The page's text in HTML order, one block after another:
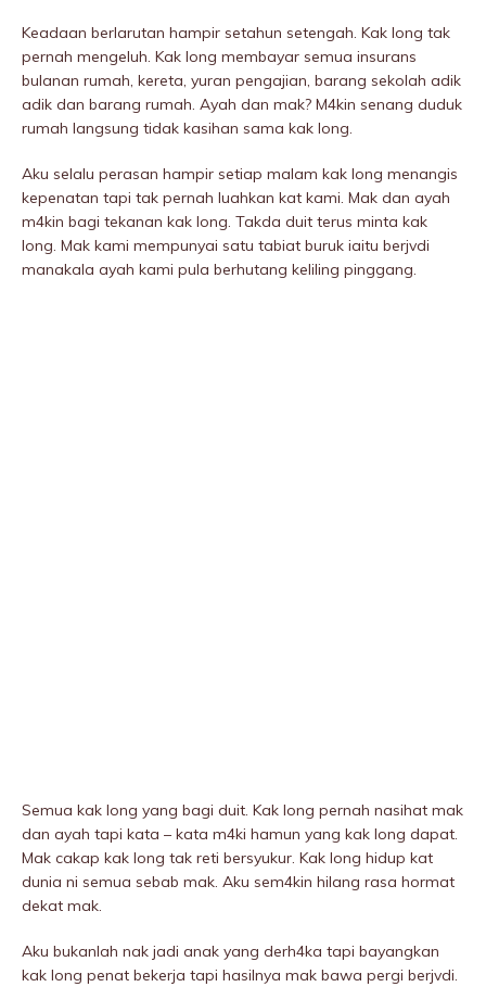
Keadaan berlarutan hampir setahun setengah. Kak long tak
pernah mengeluh. Kak long membayar semua insurans
bulanan rumah, kereta, yuran pengajian, barang sekolah adik
adik dan barang rumah. Ayah dan mak? M4kin senang duduk
rumah langsung tidak kasihan sama kak long.
Aku selalu perasan hampir setiap malam kak long menangis
kepenatan tapi tak pernah luahkan kat kami. Mak dan ayah
m4kin bagi tekanan kak long. Takda duit terus minta kak
long. Mak kami mempunyai satu tabiat buruk iaitu berjvdi
manakala ayah kami pula berhutang keliling pinggang.
Semua kak long yang bagi duit. Kak long pernah nasihat mak
dan ayah tapi kata – kata m4ki hamun yang kak long dapat.
Mak cakap kak long tak reti bersyukur. Kak long hidup kat
dunia ni semua sebab mak. Aku sem4kin hilang rasa hormat
dekat mak.
Aku bukanlah nak jadi anak yang derh4ka tapi bayangkan
kak long penat bekerja tapi hasilnya mak bawa pergi berjvdi.